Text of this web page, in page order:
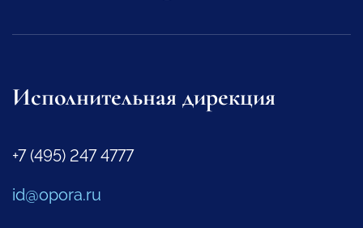
Исполнительная дирекция
+7 (495) 247 4777
id@opora.ru